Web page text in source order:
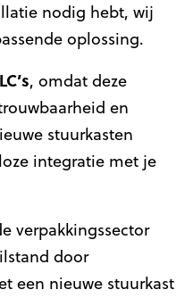
nodig hebt, wij
oplossing.
, omdat deze
en
stuurkasten
integratie met je
verpakkingssector
door
een nieuwe stuurkast